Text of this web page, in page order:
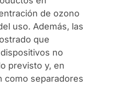
de ozono
uso. Además, las
que
no
previsto y, en
como separadores